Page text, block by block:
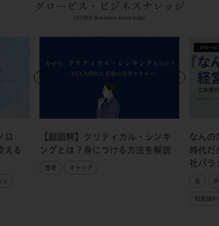
グロービス・ビジネスナレッジ
GLOBIS Business Knowledge
ロ
える
ン
【超図解】クリティカル・シンキ
ングとは？身につける方法を解説
思考 キャリア
なんの
時代だ
社パラ
志
知見録